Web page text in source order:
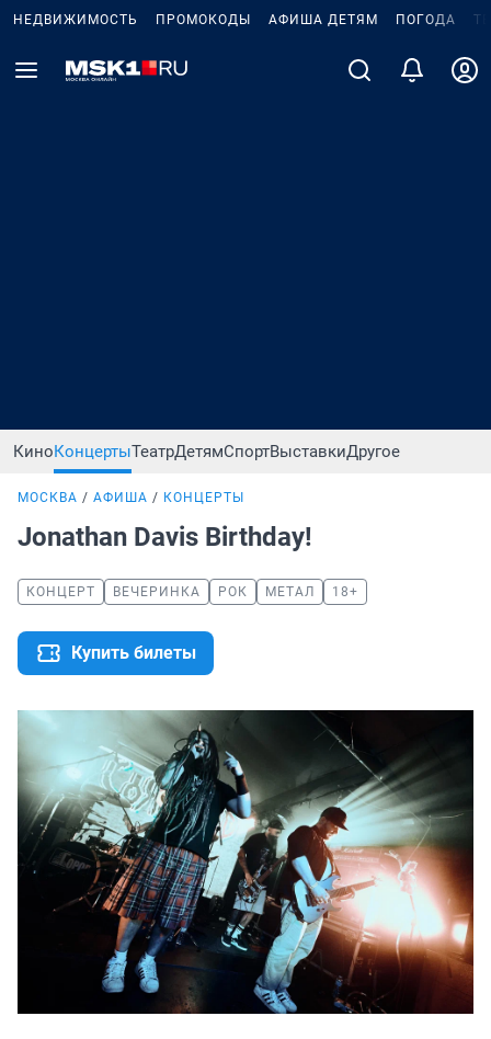
НЕДВИЖИМОСТЬ ПРОМОКОДЫ АФИША ДЕТЯМ ПОГОДА
КиноКонцертыТеатрДетямСпортВыставкиДругое
МОСКВА АФИША КОНЦЕРТЫ
Jonathan Davis Birthday!
КОНЦЕРТ ВЕЧЕРИНКА РОК МЕТАЛ 18+
Купить билеты